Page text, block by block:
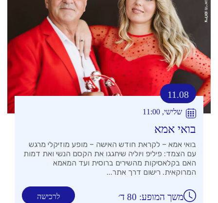
11.08
שלישי, 11:00
בואי אמא
בואי אמא – לקראת חודש האישה – מופע מוזיקלי מרגש
עם הצמד: פיליפ ויוליה שיחגגו את הקסם הנשי ואת דמות
האם בקלאסיקות מהשירים ברוסית ועד המאמא
המרוקאית. רישום דרך אתר...
לרכישה משך המופע: 80 ד׳